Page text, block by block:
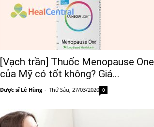
[Vạch trần] Thuốc Menopause One
của Mỹ có tốt không? Giá...
Dược sĩ Lê Hùng - Thứ Sáu, 27/03/2020 0